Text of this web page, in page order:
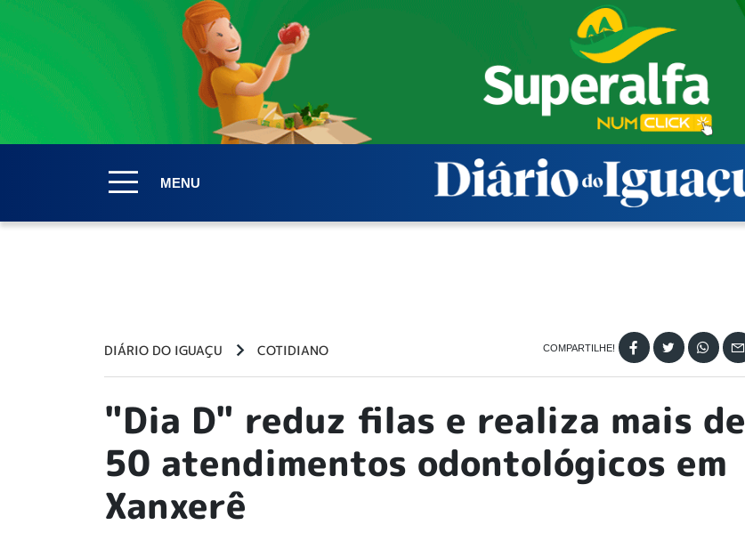
MENU
DIÁRIO DO IGUAÇU COTIDIANO
"Dia D" reduz filas e realiza mais de
50 atendimentos odontológicos em
Xanxerê